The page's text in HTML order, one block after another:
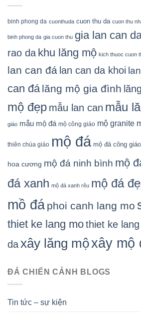
binh phong da cuonthuda cuon thu da cuon thu
binh phong da gia cuon thu gia lan can
rao da khu lăng mộ kich thuoc cuon
lan can đá lan can da khoi
can đá lăng mộ gia đình
mộ đẹp mẫu lan can mẫu
giáo mẫu mộ đá mộ công giáo mộ granite
thiên chúa giáo mộ đá mộ đá công giáo
hoa cương mộ đá ninh bình mộ
đá xanh mộ đá xanh rêu mộ đá
mồ đá phoi canh lang mo
thiet ke lang mothiet ke
daxây lăng mộxây mộ
ĐÁ CHIẾN CẢNH BLOGS
Tin tức – sự kiện